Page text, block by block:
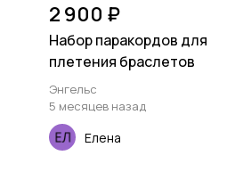
2 900 ₽
Набор паракордов для
плетения браслетов
Энгельс
5 месяцев назад
Елена